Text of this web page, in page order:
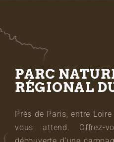
PARC
RÉGIONAL
Près de Paris, entre
vous attend.